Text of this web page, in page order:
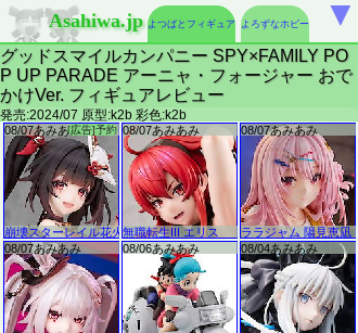
Asahiwa.jp よつばとフィギュア よろずなホビー
グッドスマイルカンパニー SPY×FAMILY PO
P UP PARADE アーニャ・フォージャー おで
かけVer. フィギュアレビュー
発売:2024/07 原型:k2b 彩色:k2b
▼